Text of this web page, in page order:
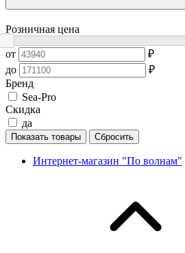
Розничная цена
от
₽
до
₽
Бренд
Sea-Pro
Скидка
да
Показать товары Сбросить
Интернет-магазин "По волнам"